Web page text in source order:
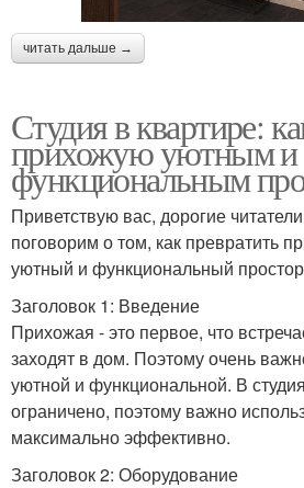
читать дальше →
Студия в квартире:
прихожую уютным и
функциональным
Приветствую вас, дорогие
поговорим о том, как превратить
уютный и функциональный
Заголовок 1: Введение
Прихожая - это первое, что
заходят в дом. Поэтому очень
уютной и функциональной. В
ограничено, поэтому важно
максимально эффективно.
Заголовок 2: Оборудование